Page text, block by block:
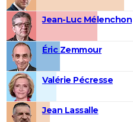
Jean-Luc Mélenchon
Éric Zemmour
Valérie Pécresse
Jean Lassalle